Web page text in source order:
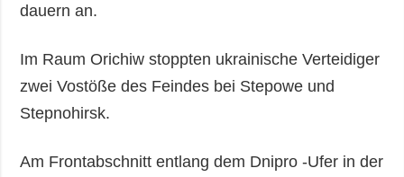
dauern an.
Im Raum Orichiw stoppten ukrainische Verteidiger
zwei Vostöße des Feindes bei Stepowe und
Stepnohirsk.
Am Frontabschnitt entlang dem Dnipro -Ufer in der